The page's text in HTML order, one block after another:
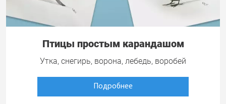
Птицы простым карандашом
Утка, снегирь, ворона, лебедь, воробей
Подробнее